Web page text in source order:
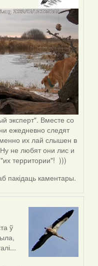
эксперт". Вместе со
ежедневно следят
их лай слышен в
не любят они лис и
территории"! )))
пакідаць каментары.
ў